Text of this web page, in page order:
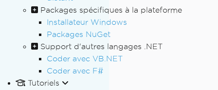
Packages spécifiques à la plateforme
Installateur Windows
Packages NuGet
Support d'autres langages .NET
Coder avec VB.NET
Coder avec F#
Tutoriels